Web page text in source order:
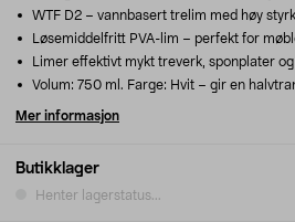
Butikklager
Henter lagerstatus...
WTF D2 – vannbasert trelim med høy
Løsemiddelfritt PVA-lim – perfekt for
Limer effektivt mykt treverk, sponplater og
Volum: 750 ml. Farge: Hvit – gir en
Mer informasjon